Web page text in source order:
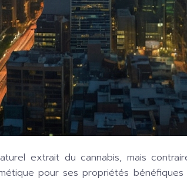
extrait du cannabis, mais
pour ses propriétés